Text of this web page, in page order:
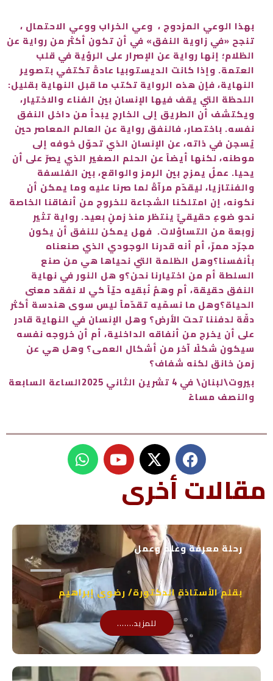
بهذا الوعي المزدوج ، وعي الخراب ووعي الاحتمال ،
تنجح «في زاوية النفق» في أن تكون أكثر من رواية عن
الظلام؛ إنها رواية عن الإصرار على الرؤية في قلب
العتمة. وإذا كانت الديستوبيا عادةً تكتفي بتصوير
النهاية، فإن هذه الرواية تكتب ما قبل النهاية بقليل:
اللحظة التي يقف فيها الإنسان بين الفناء والاختيار،
ويكتشف أن الطريق إلى الخارج يبدأ من داخل النفق
نفسه. باختصار، فالنفق رواية عن العالم المعاصر حين
يُسجن في ذاته، عن الإنسان الذي تحوّل خوفه إلى
موطنه، لكنها أيضاً عن الحلم الصغير الذي يصرّ على أن
يحيا. عملٌ يمزج بين الرمز والواقع، بين الفلسفة
والفنتازيا، ليقدّم مرآةً لما صرنا عليه وما يمكن أن
نكونه، إن امتلكنا الشجاعة للخروج من أنفاقنا الخاصة
نحو ضوءٍ حقيقيٍّ ينتظر منذ زمنٍ بعيد. رواية تثير
زوبعة من التساؤلات. فهل يمكن للنفق أن يكون
مجرّد ممرّ، أم أنه قدرنا الوجودي الذي صنعناه
بأنفسنا؟وهل الظلمة التي نحياها هي من صنع
السلطة أم من اختيارنا نحن؟و هل النور في نهاية
النفق حقيقة، أم وهمٌ نُبقيه حيّاً كي لا نفقد معنى
الحياة؟وهل ما نسمّيه تقدّماً ليس سوى هندسة أكثر
دقّة لدفننا تحت الأرض؟ وهل الإنسان في النهاية قادر
على أن يخرج من أنفاقه الداخلية، أم أن خروجه نفسه
سيكون شكلًا آخر من أشكال العمى؟ وهل هي عن
زمن خانق لكنه شفاف؟
بيروت\لبنان\ في 4 تشرين الثاني 2025الساعة السابعة
والنصف مساءً
u
t
b
e
W
h
a
t
a
p
p
مقالات أخرى
رحلة معرفة وعلم وعمل
بقلم الأستاذة الدكتورة/ رضوى إبراهيم
للمزيد.......